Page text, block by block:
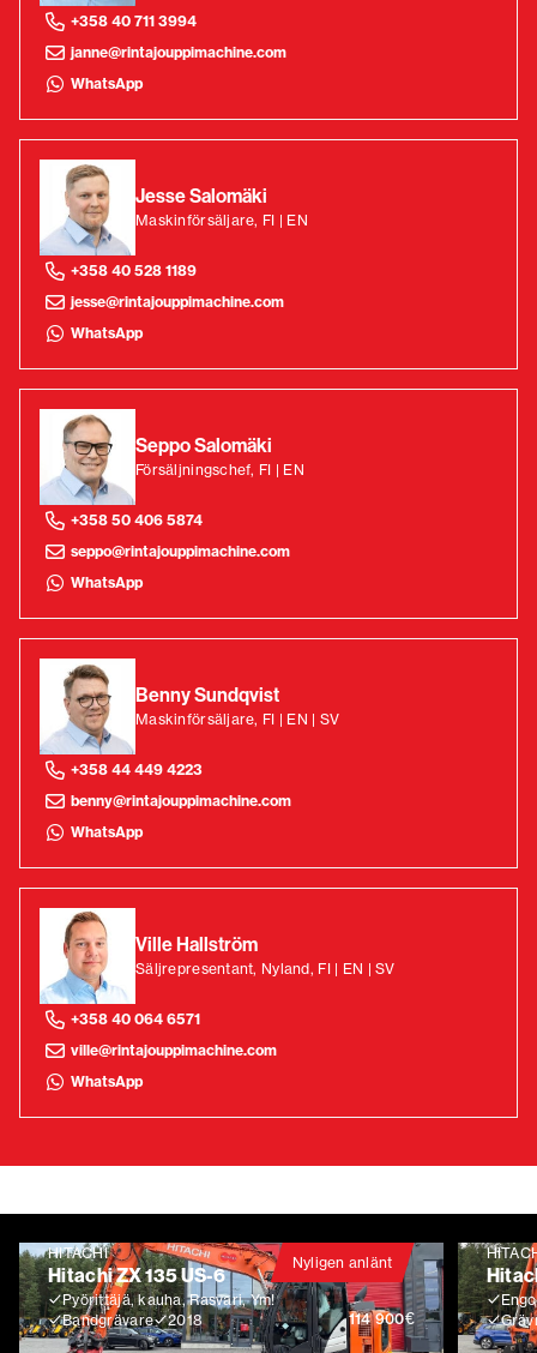
+358 40 711 3994
janne@rintajouppimachine.com
WhatsApp
Jesse Salomäki
Maskinförsäljare, FI | EN
+358 40 528 1189
jesse@rintajouppimachine.com
WhatsApp
Seppo Salomäki
Försäljningschef, FI | EN
+358 50 406 5874
seppo@rintajouppimachine.com
WhatsApp
Benny Sundqvist
Maskinförsäljare, FI | EN | SV
+358 44 449 4223
benny@rintajouppimachine.com
WhatsApp
Ville Hallström
Säljrepresentant, Nyland, FI | EN | SV
+358 40 064 6571
ville@rintajouppimachine.com
WhatsApp
Nyligen anlänt
HITACHI
Hitachi ZX 135 US-6
Pyörittäjä, kauha, Rasvari, Ym!
Bandgrävare
2018 114 900€